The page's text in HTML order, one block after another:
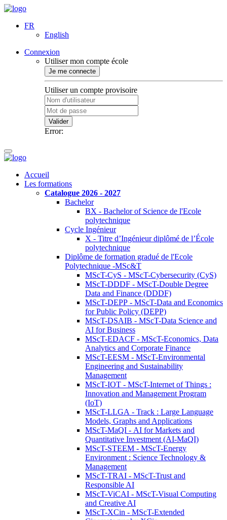
FR
English
Connexion
Utiliser mon compte école
Je me connecte
Utiliser un compte provisoire
Valider
Error:
Accueil
Les formations
Catalogue 2026 - 2027
Bachelor
BX - Bachelor of Science de l'Ecole
polytechnique
Cycle Ingénieur
X - Titre d’Ingénieur diplômé de l’École
polytechnique
Diplôme de formation gradué de l'Ecole
Polytechnique -MSc&T
MScT-CyS - MScT-Cybersecurity (CyS)
MScT-DDDF - MScT-Double Degree
Data and Finance (DDDF)
MScT-DEPP - MScT-Data and Economics
for Public Policy (DEPP)
MScT-DSAIB - MScT-Data Science and
AI for Business
MScT-EDACF - MScT-Economics, Data
Analytics and Corporate Finance
MScT-EESM - MScT-Environmental
Engineering and Sustainability
Management
MScT-IOT - MScT-Internet of Things :
Innovation and Management Program
(IoT)
MScT-LLGA - Track : Large Language
Models, Graphs and Applications
MScT-MaQI - AI for Markets and
Quantitative Investment (AI-MaQI)
MScT-STEEM - MScT-Energy
Environment : Science Technology &
Management
MScT-TRAI - MScT-Trust and
Responsible AI
MScT-ViCAI - MScT-Visual Computing
and Creative AI
MScT-XCin - MScT-Extended